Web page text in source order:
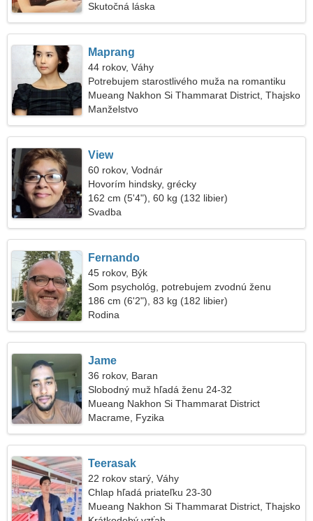
Skutočná láska
Maprang
44 rokov, Váhy
Potrebujem starostlivého muža na romantiku
Mueang Nakhon Si Thammarat District, Thajsko
Manželstvo
View
60 rokov, Vodnár
Hovorím hindsky, grécky
162 cm (5'4"), 60 kg (132 libier)
Svadba
Fernando
45 rokov, Býk
Som psychológ, potrebujem zvodnú ženu
186 cm (6'2"), 83 kg (182 libier)
Rodina
Jame
36 rokov, Baran
Slobodný muž hľadá ženu 24-32
Mueang Nakhon Si Thammarat District
Macrame, Fyzika
Teerasak
22 rokov starý, Váhy
Chlap hľadá priateľku 23-30
Mueang Nakhon Si Thammarat District, Thajsko